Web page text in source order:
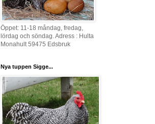
Öppet: 11-18 måndag, fredag,
lördag och söndag. Adress : Hulta
Monahult 59475 Edsbruk
Nya tuppen Sigge...